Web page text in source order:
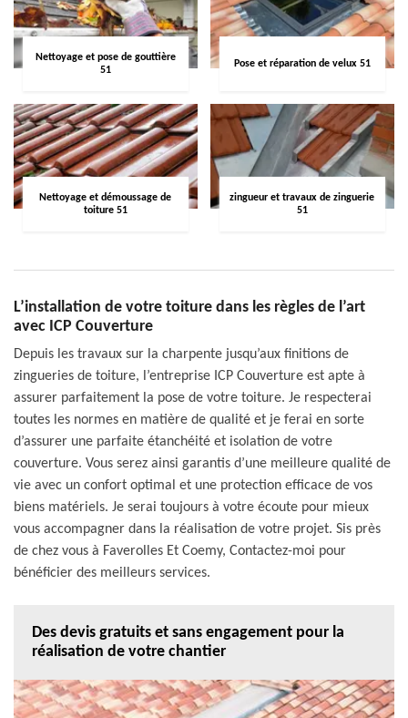
Nettoyage et pose de gouttière
51
Pose et réparation de velux 51
Nettoyage et démoussage de
toiture 51
zingueur et travaux de zinguerie
51
L’installation de votre toiture dans les règles de l’art
avec ICP Couverture
Depuis les travaux sur la charpente jusqu’aux finitions de
zingueries de toiture, l’entreprise ICP Couverture est apte à
assurer parfaitement la pose de votre toiture. Je respecterai
toutes les normes en matière de qualité et je ferai en sorte
d’assurer une parfaite étanchéité et isolation de votre
couverture. Vous serez ainsi garantis d’une meilleure qualité de
vie avec un confort optimal et une protection efficace de vos
biens matériels. Je serai toujours à votre écoute pour mieux
vous accompagner dans la réalisation de votre projet. Sis près
de chez vous à Faverolles Et Coemy, Contactez-moi pour
bénéficier des meilleurs services.
Des devis gratuits et sans engagement pour la
réalisation de votre chantier